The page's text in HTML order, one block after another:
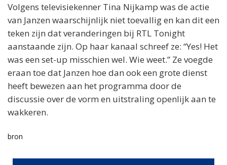
Volgens televisiekenner Tina Nijkamp was de actie
van Janzen waarschijnlijk niet toevallig en kan dit een
teken zijn dat veranderingen bij RTL Tonight
aanstaande zijn. Op haar kanaal schreef ze: “Yes! Het
was een set-up misschien wel. Wie weet.” Ze voegde
eraan toe dat Janzen hoe dan ook een grote dienst
heeft bewezen aan het programma door de
discussie over de vorm en uitstraling openlijk aan te
wakkeren.
bron